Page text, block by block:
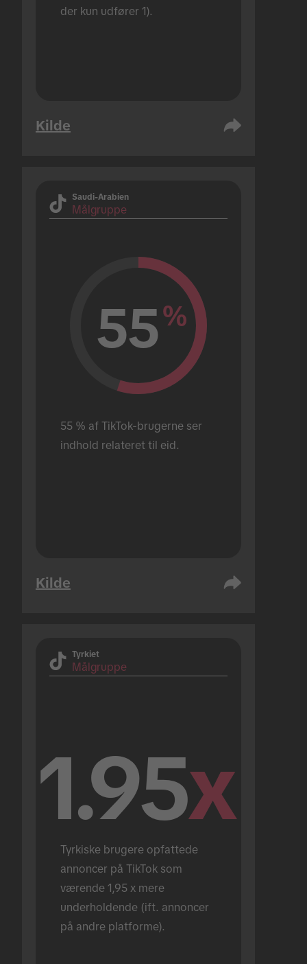
der kun udfører 1).
Kilde
Saudi-Arabien
Målgruppe
55%
55 % af TikTok-brugerne ser
indhold relateret til eid.
Kilde
Tyrkiet
Målgruppe
1.95x
Tyrkiske brugere opfattede
annoncer på TikTok som
værende 1,95 x mere
underholdende (ift. annoncer
på andre platforme).